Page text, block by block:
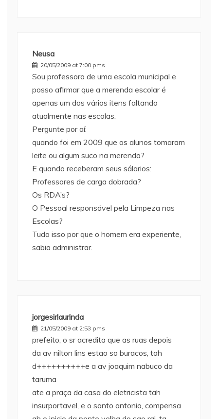
Neusa
20/05/2009 at 7:00 pms
Sou professora de uma escola municipal e
posso afirmar que a merenda escolar é
apenas um dos vários itens faltando
atualmente nas escolas.
Pergunte por aí:
quando foi em 2009 que os alunos tomaram
leite ou algum suco na merenda?
E quando receberam seus sálarios:
Professores de carga dobrada?
Os RDA’s?
O Pessoal responsável pela Limpeza nas
Escolas?
Tudo isso por que o homem era experiente,
sabia administrar.
jorgesirlaurinda
21/05/2009 at 2:53 pms
prefeito, o sr acredita que as ruas depois
da av nilton lins estao so buracos, tah
d++++++++++e a av joaquim nabuco da
taruma
ate a praça da casa do eletricista tah
insurportavel, e o santo antonio, compensa